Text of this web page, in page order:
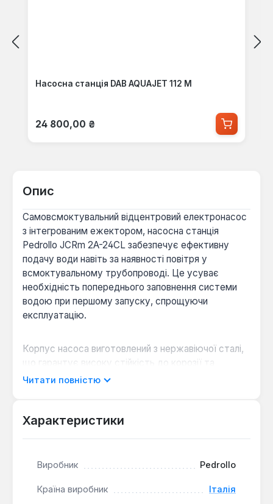
Насосна станція DAB AQUAJET 112 M
Звичайна ціна:
24 800,00 ₴
Опис
Самовсмоктувальний відцентровий електронасос
з інтегрованим ежектором, насосна станція
Pedrollo JCRm 2A-24CL забезпечує ефективну
подачу води навіть за наявності повітря у
всмоктувальному трубопроводі. Це усуває
необхідність попереднього заповнення системи
водою при першому запуску, спрощуючи
експлуатацію.
Корпус насоса виготовлений з нержавіючої сталі,
що гарантує високу стійкість до корозії та
довговічність. Робоче колесо закритого
комплектується гідроакумулятором об'ємом 24
запусків насоса.
Ефективне самовсмоктування: Завдяки
Читати повністю
Характеристики
Виробник Pedrollo
Країна виробник Італія